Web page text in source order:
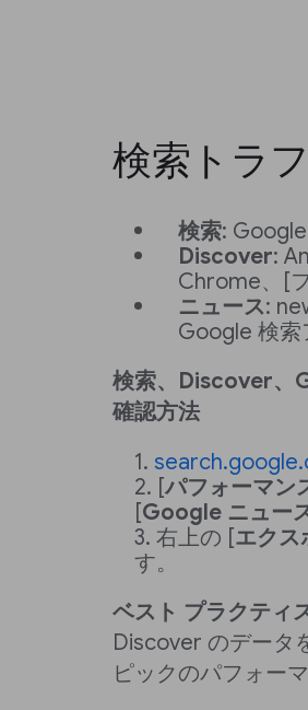
検索トラ
検索:
Discover:
Chrome、[
ニュース:
Google 検索
検索、Discover、
確認方法
[パフォーマン
[Google ニュー
右上の [エクス
す。
ベスト プラクティ
Discover のデータ
ピックのパフォー